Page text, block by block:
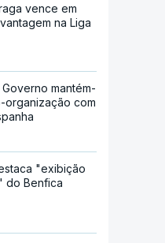
vence em
na Liga
mantém-
organização com
"exibição
do Benfica